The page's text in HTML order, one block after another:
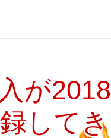
が
録して